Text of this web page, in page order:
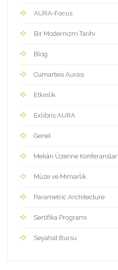
AURA-Focus
Bir Modernizm Tarihi
Blog
Cumartesi Aurası
Etkinlik
Exlibris AURA
Genel
Mekân Üzerine Konferanslar
Müze ve Mimarlık
Parametric Architecture
Sertifika Programı
Seyahat Bursu